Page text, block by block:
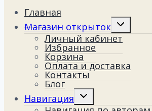
Главная
Магазин открыток
Переключить
дочернее
меню
Личный кабинет
Избранное
Корзина
Оплата и доставка
Контакты
Блог
Навигация
Переключить
дочернее
меню